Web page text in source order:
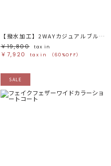
【撥水加工】2WAYカジュアルブルゾン
￥19,800
tax in
￥7,920 tax in （60%OFF）
SALE